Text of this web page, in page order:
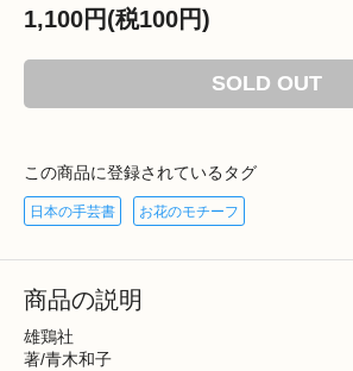
1,100円(税100円)
SOLD OUT
この商品に登録されているタグ
日本の手芸書 お花のモチーフ
商品の説明
雄鶏社
著/青木和子